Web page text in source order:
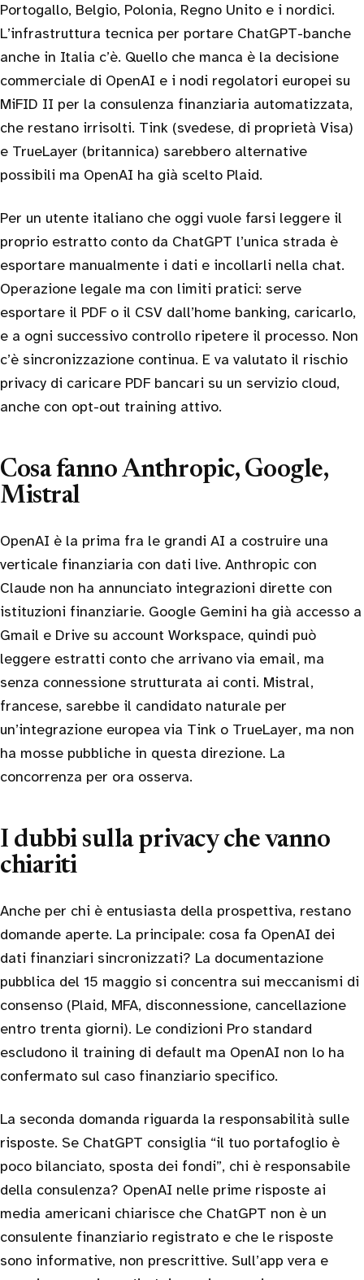
Portogallo, Belgio, Polonia, Regno Unito e i nordici.
L’infrastruttura tecnica per portare ChatGPT-banche
anche in Italia c’è. Quello che manca è la decisione
commerciale di OpenAI e i nodi regolatori europei su
MiFID II per la consulenza finanziaria automatizzata,
che restano irrisolti. Tink (svedese, di proprietà Visa)
e TrueLayer (britannica) sarebbero alternative
possibili ma OpenAI ha già scelto Plaid.
Per un utente italiano che oggi vuole farsi leggere il
proprio estratto conto da ChatGPT l’unica strada è
esportare manualmente i dati e incollarli nella chat.
Operazione legale ma con limiti pratici: serve
esportare il PDF o il CSV dall’home banking, caricarlo,
e a ogni successivo controllo ripetere il processo. Non
c’è sincronizzazione continua. E va valutato il rischio
privacy di caricare PDF bancari su un servizio cloud,
anche con opt-out training attivo.
Cosa fanno Anthropic, Google,
Mistral
OpenAI è la prima fra le grandi AI a costruire una
verticale finanziaria con dati live. Anthropic con
Claude non ha annunciato integrazioni dirette con
istituzioni finanziarie. Google Gemini ha già accesso a
Gmail e Drive su account Workspace, quindi può
leggere estratti conto che arrivano via email, ma
senza connessione strutturata ai conti. Mistral,
francese, sarebbe il candidato naturale per
un’integrazione europea via Tink o TrueLayer, ma non
ha mosse pubbliche in questa direzione. La
concorrenza per ora osserva.
I dubbi sulla privacy che vanno
chiariti
Anche per chi è entusiasta della prospettiva, restano
domande aperte. La principale: cosa fa OpenAI dei
dati finanziari sincronizzati? La documentazione
pubblica del 15 maggio si concentra sui meccanismi di
consenso (Plaid, MFA, disconnessione, cancellazione
entro trenta giorni). Le condizioni Pro standard
escludono il training di default ma OpenAI non lo ha
confermato sul caso finanziario specifico.
La seconda domanda riguarda la responsabilità sulle
risposte. Se ChatGPT consiglia “il tuo portafoglio è
poco bilanciato, sposta dei fondi”, chi è responsabile
della consulenza? OpenAI nelle prime risposte ai
media americani chiarisce che ChatGPT non è un
consulente finanziario registrato e che le risposte
sono informative, non prescrittive. Sull’app vera e